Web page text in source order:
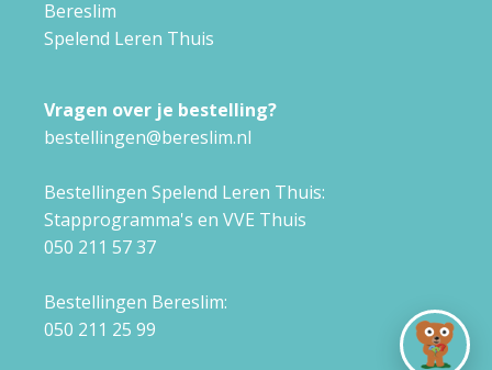
Bereslim
Spelend Leren Thuis
Vragen over je bestelling?
bestellingen@bereslim.nl
Bestellingen Spelend Leren Thuis:
Stapprogramma's en VVE Thuis
050 211 57 37
Bestellingen Bereslim:
050 211 25 99